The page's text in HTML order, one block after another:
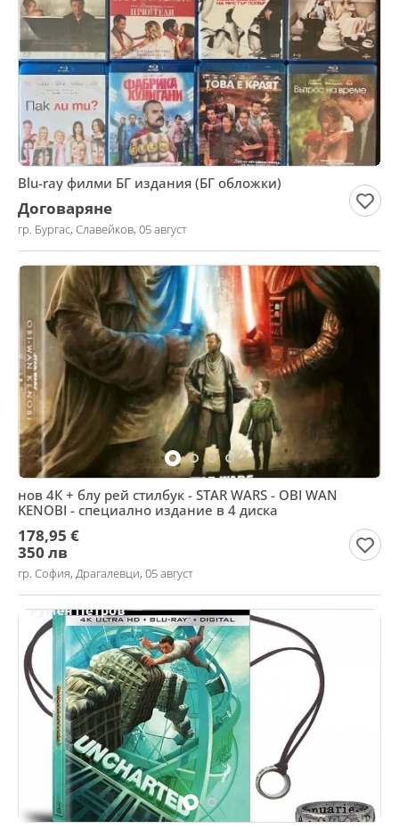
Blu-ray филми БГ издания (БГ обложки)
Договаряне
гр. Бургас, Славейков, 05 август
нов 4К + блу рей стилбук - STAR WARS - OBI WAN
KENOBI - специално издание в 4 диска
178,95 €
350 лв
гр. София, Драгалевци, 05 август